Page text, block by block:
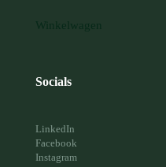
Winkelwagen
Socials
LinkedIn
Facebook
Instagram